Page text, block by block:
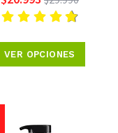
VER OPCIONES